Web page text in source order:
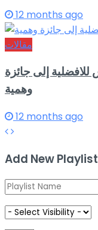
12 months ago
مقالات
للافضلية إلى جائزة
وهمية
12 months ago
Add New Playlist